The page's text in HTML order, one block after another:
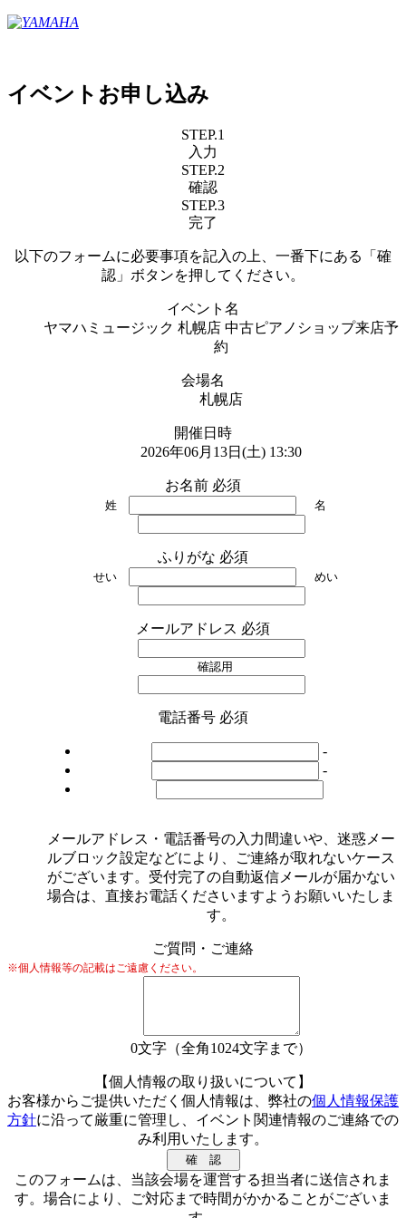
イベントお申し込み
STEP.1
入力
STEP.2
確認
STEP.3
完了
以下のフォームに必要事項を記入の上、一番下にある「確
認」ボタンを押してください。
イベント名
ヤマハミュージック 札幌店 中古ピアノショップ来店予
約
会場名
札幌店
開催日時
2026年06月13日(土) 13:30
お名前 必須
姓 名
ふりがな 必須
せい めい
メールアドレス 必須
確認用
電話番号 必須
-
-
メールアドレス・電話番号の入力間違いや、迷惑メー
ルブロック設定などにより、ご連絡が取れないケース
がございます。受付完了の自動返信メールが届かない
場合は、直接お電話くださいますようお願いいたしま
す。
ご質問・ご連絡
※個人情報等の記載はご遠慮ください。
0文字（全角1024文字まで）
【個人情報の取り扱いについて】
お客様からご提供いただく個人情報は、弊社の個人情報保護
方針に沿って厳重に管理し、イベント関連情報のご連絡での
み利用いたします。
このフォームは、当該会場を運営する担当者に送信されま
す。場合により、ご対応まで時間がかかることがございま